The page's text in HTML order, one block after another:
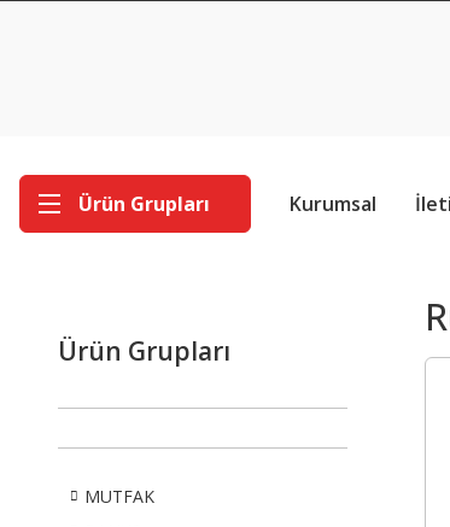
Ürün Grupları Kurumsal
Ürün Grupları
MUTFAK